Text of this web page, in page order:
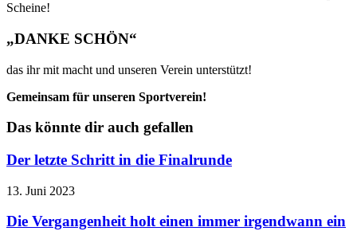
Scheine!
„DANKE SCHÖN“
das ihr mit macht und unseren Verein unterstützt!
Gemeinsam für unseren Sportverein!
Das könnte dir auch gefallen
Der letzte Schritt in die Finalrunde
13. Juni 2023
Die Vergangenheit holt einen immer irgendwann ein